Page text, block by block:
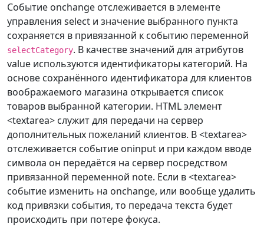
Событие onchange отслеживается в элементе
управления select и значение выбранного пункта
сохраняется в привязанной к событию переменной
selectCategory. В качестве значений для атрибутов
value используются идентификаторы категорий. На
основе сохранённого идентификатора для клиентов
воображаемого магазина открывается список
товаров выбранной категории. HTML элемент
<textarea> служит для передачи на сервер
дополнительных пожеланий клиентов. В <textarea>
отслеживается событие oninput и при каждом вводе
символа он передаётся на сервер посредством
привязанной переменной note. Если в <textarea>
событие изменить на onchange, или вообще удалить
код привязки события, то передача текста будет
происходить при потере фокуса.